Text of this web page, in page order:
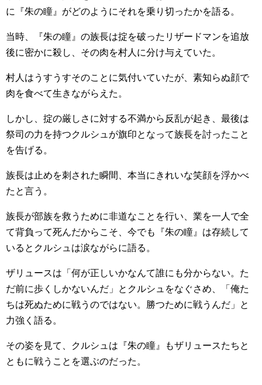
に『朱の瞳』がどのようにそれを乗り切ったかを語る。
当時、『朱の瞳』の族長は掟を破ったリザードマンを追放
後に密かに殺し、その肉を村人に分け与えていた。
村人はうすうすそのことに気付いていたが、素知らぬ顔で
肉を食べて生きながらえた。
しかし、掟の厳しさに対する不満から反乱が起き、最後は
祭司の力を持つクルシュが旗印となって族長を討ったこと
を告げる。
族長は止めを刺された瞬間、本当にきれいな笑顔を浮かべ
たと言う。
族長が部族を救うために非道なことを行い、業を一人で全
て背負って死んだからこそ、今でも『朱の瞳』は存続して
いるとクルシュは涙ながらに語る。
ザリュースは「何が正しいかなんて誰にも分からない。た
だ前に歩くしかないんだ」とクルシュをなぐさめ、「俺た
ちは死ぬために戦うのではない。勝つために戦うんだ」と
力強く語る。
その姿を見て、クルシュは『朱の瞳』もザリュースたちと
ともに戦うことを選ぶのだった。